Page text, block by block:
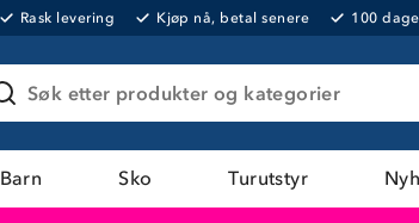
Rask levering Kjøp nå, betal senere 100
Søk etter produkter og kategorier
Barn Sko Turutstyr